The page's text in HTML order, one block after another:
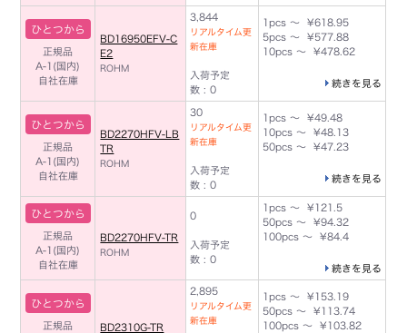
ひとつから
正規品
A-1(国内)
自社在庫
BD16950EFV-C
E2
ROHM
3,844
リアルタイム更
新在庫
入荷予定
数 : 0
1pcs ～ ¥618.95
5pcs ～ ¥577.88
10pcs ～ ¥478.62
続きを見る
ひとつから
正規品
A-1(国内)
自社在庫
BD2270HFV-LB
TR
ROHM
30
リアルタイム更
新在庫
入荷予定
数 : 0
1pcs ～ ¥49.48
10pcs ～ ¥48.13
50pcs ～ ¥47.23
続きを見る
ひとつから
正規品
A-1(国内)
自社在庫
BD2270HFV-TR
ROHM
0
入荷予定
数 : 0
1pcs ～ ¥121.5
50pcs ～ ¥94.32
100pcs ～ ¥84.4
続きを見る
ひとつから
正規品
BD2310G-TR
2,895
リアルタイム更
新在庫
1pcs ～ ¥153.19
50pcs ～ ¥113.74
100pcs ～ ¥103.82